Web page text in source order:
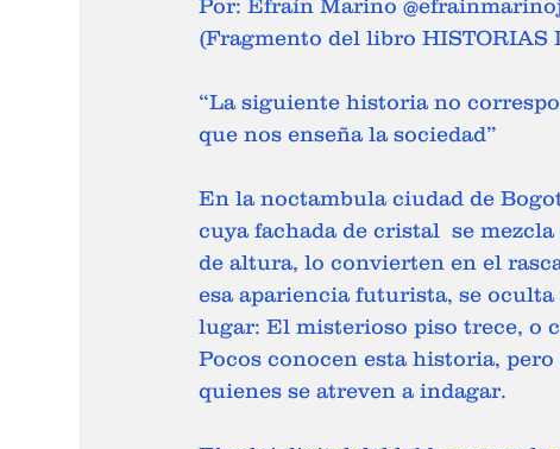
Por: Efraín Marino
(Fragmento del libro HISTORIAS
“La siguiente historia no
que nos enseña la sociedad”
En la noctambula ciudad de
cuya fachada de cristal  se
de altura, lo convierten en el
esa apariencia futurista, se
lugar: El misterioso piso trece, o
Pocos conocen esta historia,
quienes se atreven a indagar.